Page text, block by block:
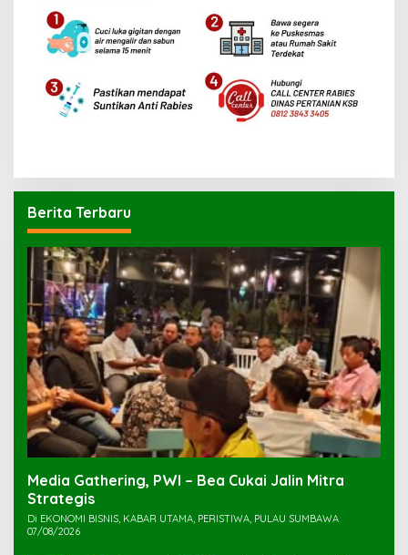
Berita Terbaru
Media Gathering, PWI – Bea Cukai Jalin Mitra
Strategis
Di EKONOMI BISNIS, KABAR UTAMA, PERISTIWA, PULAU SUMBAWA
07/08/2026